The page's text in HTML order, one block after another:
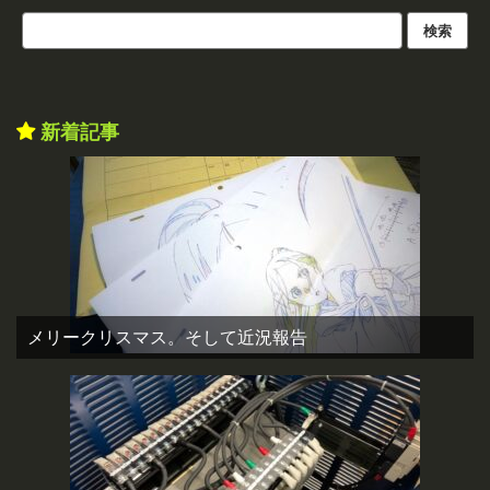
新着記事
メリークリスマス。そして近況報告